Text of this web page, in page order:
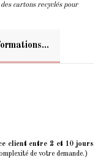
cartons recyclés pour
client entre 2 et 10 jours
de votre demande.)